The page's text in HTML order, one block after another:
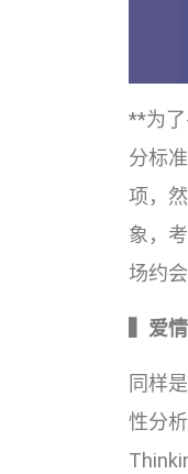
**为
分标
项，
象，
场约
▍爱
同样
性分